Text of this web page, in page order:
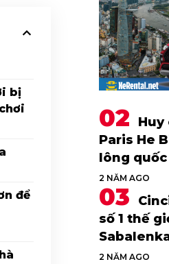
bị
để
Huy
Paris He
lông
2 NĂM AGO
số 1 thế
2 NĂM AGO